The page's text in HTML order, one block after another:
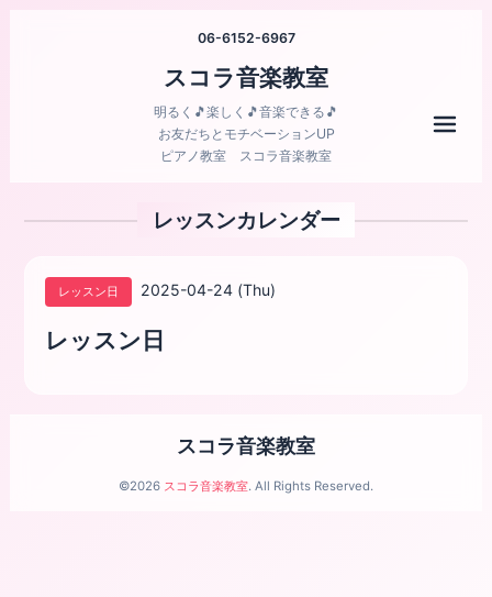
06-6152-6967
スコラ音楽教室
明るく🎵楽しく🎵音楽できる🎵
お友だちとモチベーションUP
ピアノ教室 スコラ音楽教室
レッスンカレンダー
レッスン日 2025-04-24 (Thu)
レッスン日
スコラ音楽教室
©2026 スコラ音楽教室. All Rights Reserved.